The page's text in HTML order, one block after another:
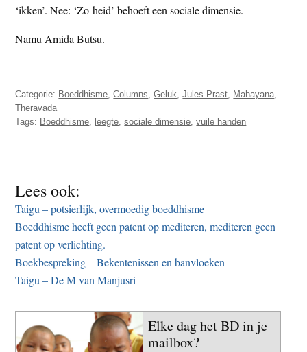
‘ikken’. Nee: ‘Zo-heid’ behoeft een sociale dimensie.
Namu Amida Butsu.
Categorie: Boeddhisme ,Columns ,Geluk ,Jules Prast Mahayana
Theravada
Tags: Boeddhisme leegte ,sociale dimensie ,vuile handen
Lees ook:
Taigu – potsierlijk, overmoedig boeddhisme
Boeddhisme heeft geen patent op mediteren, mediteren geen
patent op verlichting.
Boekbespreking – Bekentenissen en banvloeken
Taigu – De M van Manjusri
Elke dag het BD in je
mailbox?